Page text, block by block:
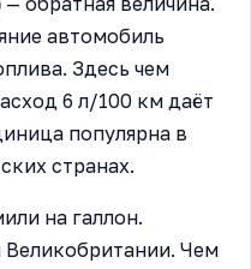
автомобиль
Здесь чем
6 л/100 км даёт
популярна в
странах.
на галлон.
Чем